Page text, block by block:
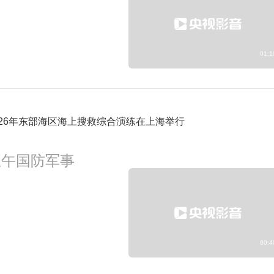
年东部海区海上搜救综合演练在上海举行
国防军事